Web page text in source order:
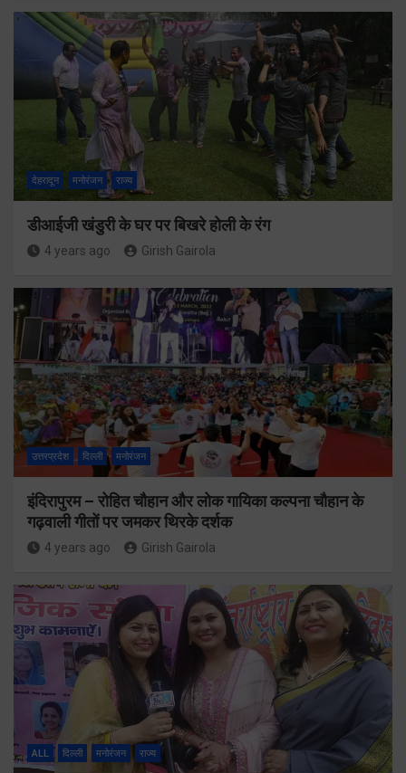
देहरादून मनोरंजन राज्य
डीआईजी खंडुरी के घर पर बिखरे होली के रंग
4 years ago Girish Gairola
उत्तरप्रदेश दिल्ली मनोरंजन
इंदिरापुरम – रोहित चौहान और लोक गायिका कल्पना चौहान के
गढ़वाली गीतों पर जमकर थिरके दर्शक
4 years ago Girish Gairola
ALL दिल्ली मनोरंजन राज्य